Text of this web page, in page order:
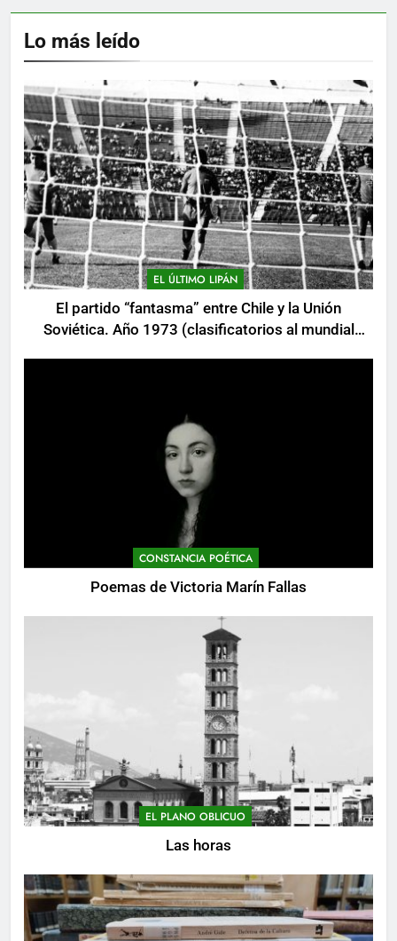
Lo más leído
EL ÚLTIMO LIPÁN
El partido “fantasma” entre Chile y la Unión
Soviética. Año 1973 (clasificatorios al mundial
CONSTANCIA POÉTICA
Poemas de Victoria Marín Fallas
EL PLANO OBLICUO
Las horas